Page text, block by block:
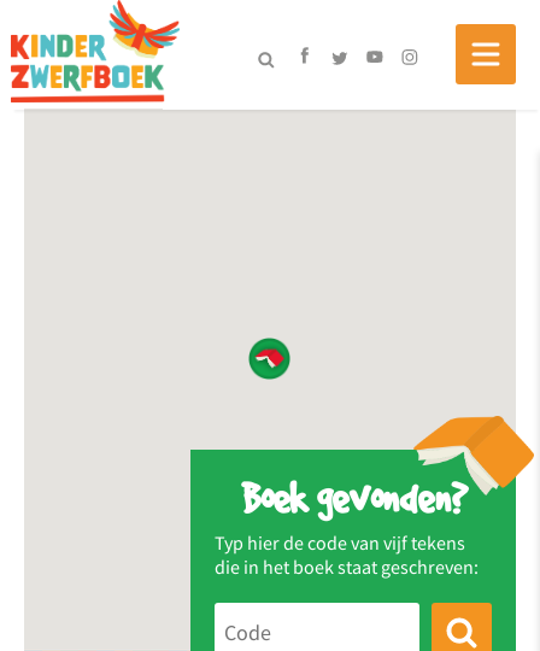
Boek gevonden?
Typ hier de code van vijf tekens
die in het boek staat geschreven: